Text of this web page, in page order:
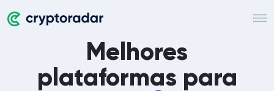
Melhores
plataformas para